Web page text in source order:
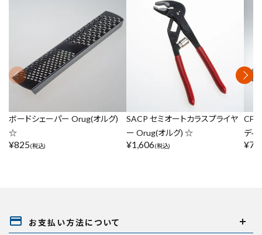
ボードシェーパー Orug(オルグ)
☆
¥825(税込)
SACP セミオートカラスプライヤ
ー Orug(オルグ) ☆
¥1,606(税込)
ディ
¥
payment お支払い方法について